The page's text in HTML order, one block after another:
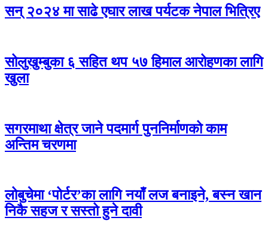
सन् २०२४ मा साढे एघार लाख पर्यटक नेपाल भित्रिए
सोलुखुम्बुका ६ सहित थप ५७ हिमाल आरोहणका लागि
खुला
सगरमाथा क्षेत्र जाने पदमार्ग पुननिर्माणको काम
अन्तिम चरणमा
लोबुचेमा ‘पोर्टर’का लागि नयाँ लज बनाइने, बस्न खान
निकै सहज र सस्तो हुने दावी